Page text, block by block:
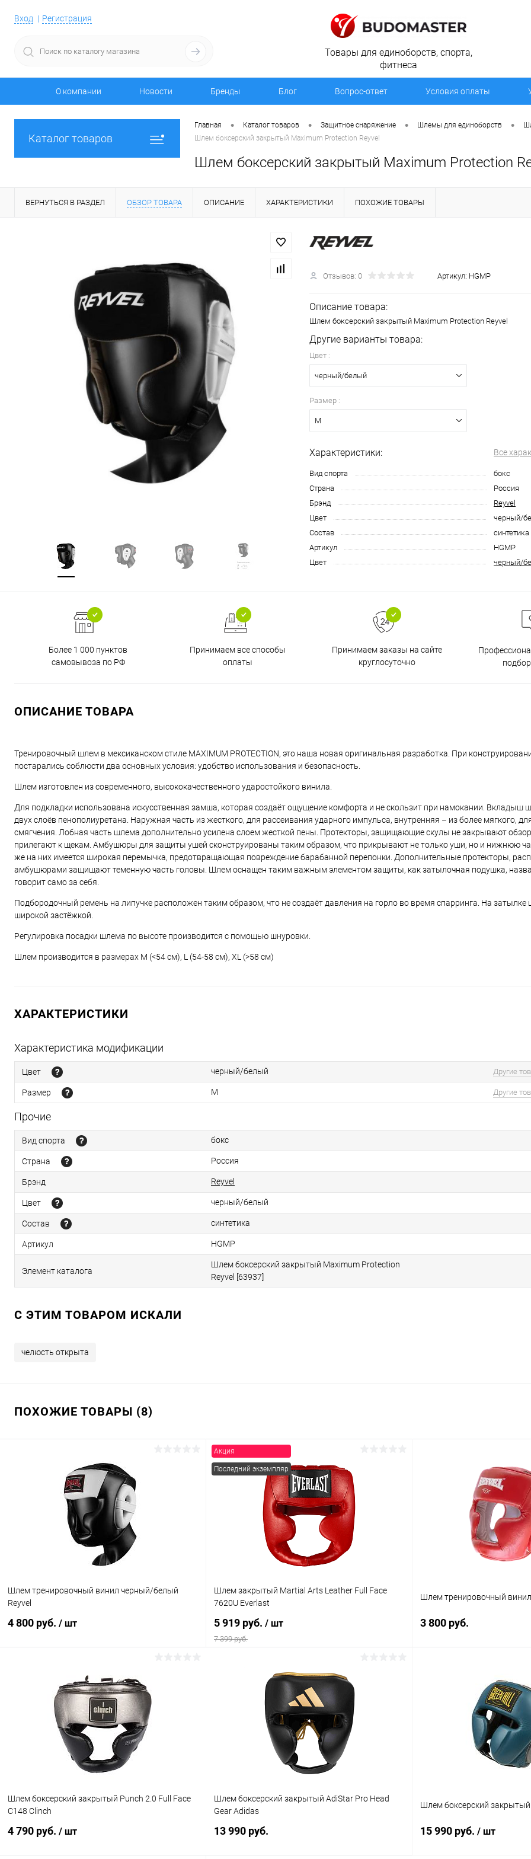
Вход Регистрация
Товары для единоборств, спорта,
фитнеса
О компании Новости Бренды Блог Вопрос-ответ Условия оплаты
Каталог товаров
Главная • Каталог товаров • Защитное снаряжение • Шлемы для единоборств •
Шлем боксерский закрытый Maximum Protection Reyvel
Шлем боксерский закрытый Maximum Protection
ВЕРНУТЬСЯ В РАЗДЕЛ ОБЗОР ТОВАРА ОПИСАНИЕ ХАРАКТЕРИСТИКИ ПОХОЖИЕ ТОВАРЫ
Отзывов: 0 Артикул: HGMP
Описание товара:
Шлем боксерский закрытый Maximum Protection Reyvel
Другие варианты товара:
Цвет :
черный/белый
Размер :
M
Характеристики: Все
Вид спорта
бокс
Страна
Россия
Брэнд
Reyvel
Цвет
черный/
Состав
синтетика
Артикул
HGMP
Цвет
черный/
Более 1 000 пунктов
самовывоза по РФ
Принимаем все способы
оплаты
Принимаем заказы на сайте
круглосуточно
ОПИСАНИЕ ТОВАРА
Тренировочный шлем в мексиканском стиле MAXIMUM PROTECTION, это наша новая оригинальная разработка. При
постарались соблюсти два основных условия: удобство использования и безопасность.
Шлем изготовлен из современного, высококачественного ударостойкого винила.
Для подкладки использована искусственная замша, которая создаёт ощущение комфорта и не скользит при намокании. Вкладыш
двух слоёв пенополиуретана. Наружная часть из жесткого, для рассеивания ударного импульса, внутренняя – из более мягкого,
смягчения. Лобная часть шлема дополнительно усилена слоем жесткой пены. Протекторы, защищающие скулы не закрывают
прилегают к щекам. Амбушюры для защиты ушей сконструированы таким образом, что прикрывают не только уши, но и нижнюю
же на них имеется широкая перемычка, предотвращающая повреждение барабанной перепонки. Дополнительные протекторы,
амбушюрами защищают теменную часть головы. Шлем оснащен таким важным элементом защиты, как затылочная подушка,
говорит само за себя.
Подбородочный ремень на липучке расположен таким образом, что не создаёт давления на горло во время спарринга. На затылке
широкой застёжкой.
Регулировка посадки шлема по высоте производится с помощью шнуровки.
Шлем производится в размерах M (<54 см), L (54-58 см), XL (>58 см)
ХАРАКТЕРИСТИКИ
Характеристика модификации
Цвет черный/белый Другие
Размер M Другие
Прочие
Вид спорта бокс
Страна Россия
Брэнд Reyvel
Цвет черный/белый
Состав синтетика
Артикул HGMP
Элемент каталога
Шлем боксерский закрытый Maximum Protection
Reyvel [63937]
C ЭТИМ ТОВАРОМ ИСКАЛИ
челюсть открыта
ПОХОЖИЕ ТОВАРЫ (8)
Шлем тренировочный винил черный/белый
Reyvel
4 800 руб. / шт
Купить в 1 клик Сравнение
В избранное Под заказ
Акция
Последний экземпляр
Шлем закрытый Martial Arts Leather Full Face
7620U Everlast
5 919 руб. / шт
7 399 руб.
В корзину
Купить в 1 клик Сравнение
В избранное В наличии
S/M
Шлем тренировочный винил
3 800 руб.
Купить в 1 клик
В избранное
M
Шлем боксерский закрытый Punch 2.0 Full Face
С148 Clinch
4 790 руб. / шт
Шлем боксерский закрытый AdiStar Pro Head
Gear Adidas
13 990 руб.
Шлем боксерский закрытый
15 990 руб. / шт